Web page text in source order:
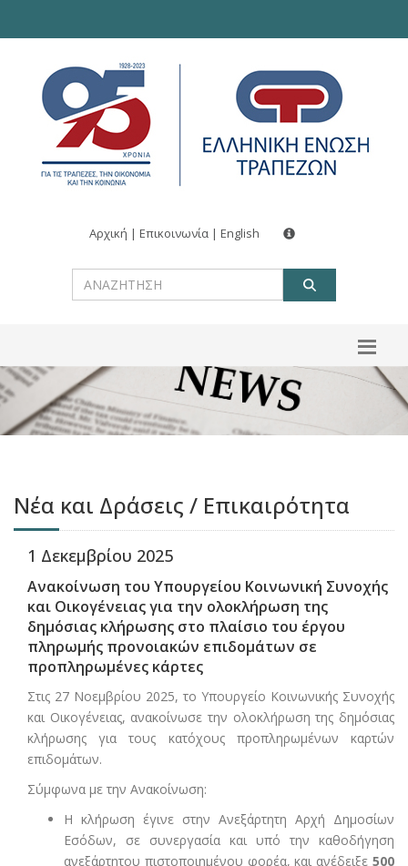
Αρχική | Επικοινωνία | English
Νέα και Δράσεις / Επικαιρότητα
1 Δεκεμβρίου 2025
Ανακοίνωση του Υπουργείου Κοινωνική Συνοχής
και Οικογένειας για την ολοκλήρωση της
δημόσιας κλήρωσης στο πλαίσιο του έργου
πληρωμής προνοιακών επιδομάτων σε
προπληρωμένες κάρτες
Στις 27 Νοεμβρίου 2025, το Υπουργείο Κοινωνικής Συνοχής
και Οικογένειας, ανακοίνωσε την ολοκλήρωση της δημόσιας
κλήρωσης για τους κατόχους προπληρωμένων καρτών
επιδομάτων.
Σύμφωνα με την Ανακοίνωση:
Η κλήρωση έγινε στην Ανεξάρτητη Αρχή Δημοσίων
Εσόδων, σε συνεργασία και υπό την καθοδήγηση
ανεξάρτητου πιστοποιημένου φορέα, και ανέδειξε 500